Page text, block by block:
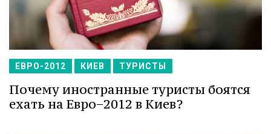
ЕВРО-2012 КИЕВ ТУРИСТЫ
Почему иностранные туристы боятся
ехать на Евро−2012 в Киев?